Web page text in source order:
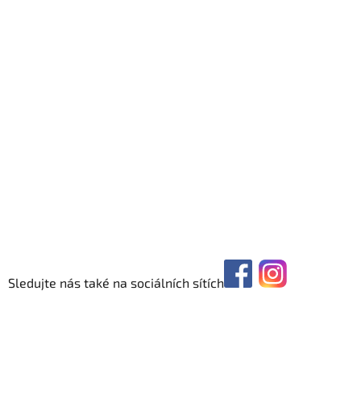
Sledujte nás také na sociálních sítích